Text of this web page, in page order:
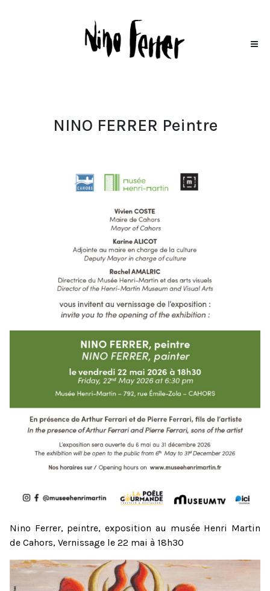
NINO FERRER Peintre
Nino Ferrer, peintre, exposition au musée Henri Martin
de Cahors, Vernissage le 22 mai à 18h30